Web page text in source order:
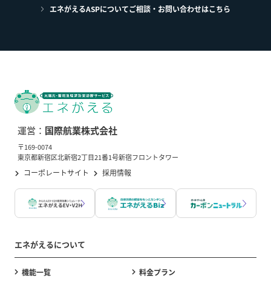
エネがえるASPについてご相談・お問い合わせはこちら
運営： 国際航業株式会社
〒169-0074
東京都新宿区北新宿2丁目21番1号新宿フロントタワー
コーポレートサイト 採用情報
エネがえるについて
機能一覧
料金プラン